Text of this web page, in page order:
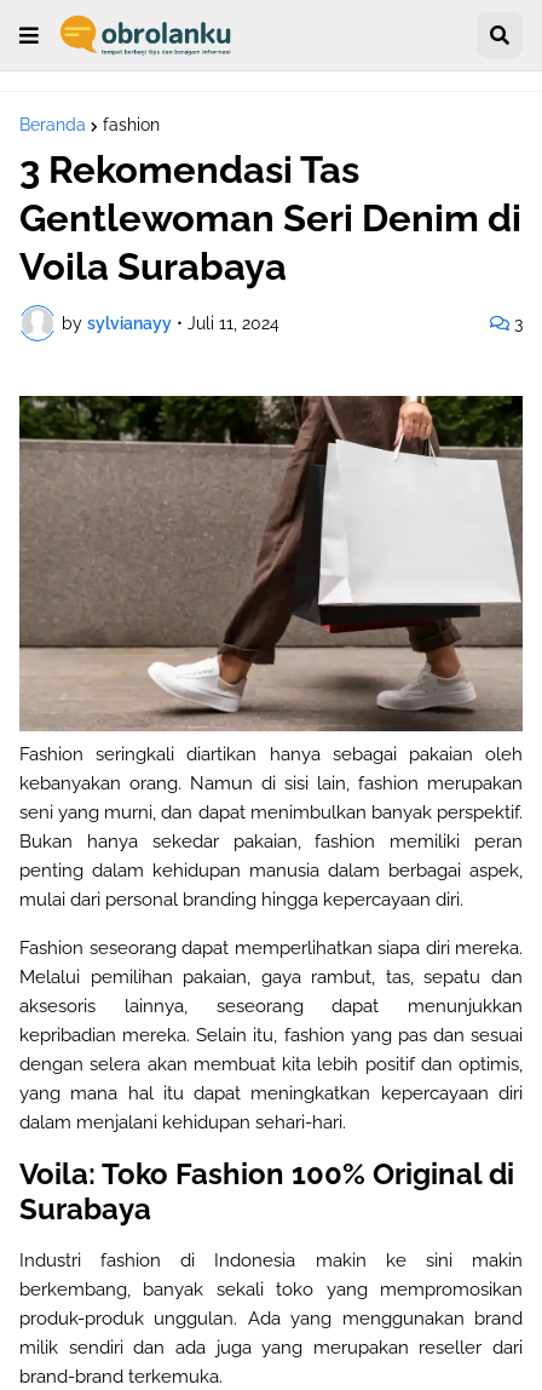
Beranda fashion
3 Rekomendasi Tas
Gentlewoman Seri Denim di
Voila Surabaya
by sylvianayy • Juli 11, 2024 3
Fashion seringkali diartikan hanya sebagai pakaian oleh
kebanyakan orang. Namun di sisi lain, fashion merupakan
seni yang murni, dan dapat menimbulkan banyak perspektif.
Bukan hanya sekedar pakaian, fashion memiliki peran
penting dalam kehidupan manusia dalam berbagai aspek,
mulai dari personal branding hingga kepercayaan diri.
Fashion seseorang dapat memperlihatkan siapa diri mereka.
Melalui pemilihan pakaian, gaya rambut, tas, sepatu dan
aksesoris lainnya, seseorang dapat menunjukkan
kepribadian mereka. Selain itu, fashion yang pas dan sesuai
dengan selera akan membuat kita lebih positif dan optimis,
yang mana hal itu dapat meningkatkan kepercayaan diri
dalam menjalani kehidupan sehari-hari.
Voila: Toko Fashion 100% Original di
Surabaya
Industri fashion di Indonesia makin ke sini makin
berkembang, banyak sekali toko yang mempromosikan
produk-produk unggulan. Ada yang menggunakan brand
milik sendiri dan ada juga yang merupakan reseller dari
brand-brand terkemuka.